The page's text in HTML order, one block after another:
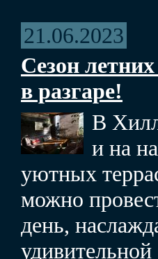
21.06.2023
Сезон
в разгаре!
В
и на
уютных
можно
день,
удивительной